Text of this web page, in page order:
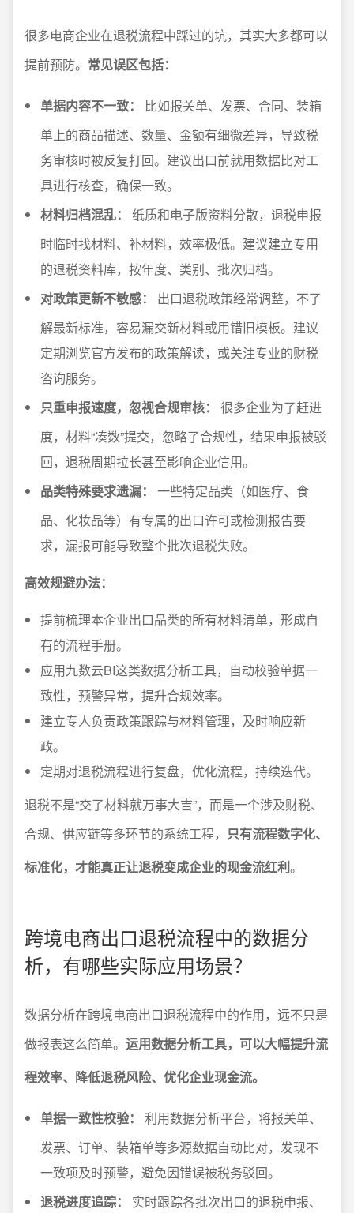
很多电商企业在退税流程中踩过的坑，其实大多都可以
提前预防。 常见误区包括：
单据内容不一致：
比如报关单、发票、合同、装箱
单上的商品描述、数量、金额有细微差异，导致税
务审核时被反复打回。建议出口前就用数据比对工
具进行核查，确保一致。
材料归档混乱：
纸质和电子版资料分散，退税申报
时临时找材料、补材料，效率极低。建议建立专用
的退税资料库，按年度、类别、批次归档。
对政策更新不敏感：
出口退税政策经常调整，不了
解最新标准，容易漏交新材料或用错旧模板。建议
定期浏览官方发布的政策解读，或关注专业的财税
咨询服务。
只重申报速度，忽视合规审核：
很多企业为了赶进
度，材料“凑数”提交，忽略了合规性，结果申报被驳
回，退税周期拉长甚至影响企业信用。
品类特殊要求遗漏：
一些特定品类（如医疗、食
品、化妆品等）有专属的出口许可或检测报告要
求，漏报可能导致整个批次退税失败。
高效规避办法：
提前梳理本企业出口品类的所有材料清单，形成自
有的流程手册。
应用九数云BI这类数据分析工具，自动校验单据一
致性，预警异常，提升合规效率。
建立专人负责政策跟踪与材料管理，及时响应新
政。
定期对退税流程进行复盘，优化流程，持续迭代。
退税不是“交了材料就万事大吉”，而是一个涉及财税、
合规、供应链等多环节的系统工程， 只有流程数字化、
标准化，才能真正让退税变成企业的现金流红利。
跨境电商出口退税流程中的数据分
析，有哪些实际应用场景？
数据分析在跨境电商出口退税流程中的作用，远不只是
做报表这么简单。 运用数据分析工具，可以大幅提升流
程效率、降低退税风险、优化企业现金流。
单据一致性校验：
利用数据分析平台，将报关单、
发票、订单、装箱单等多源数据自动比对，发现不
一致项及时预警，避免因错误被税务驳回。
退税进度追踪：
实时跟踪各批次出口的退税申报、